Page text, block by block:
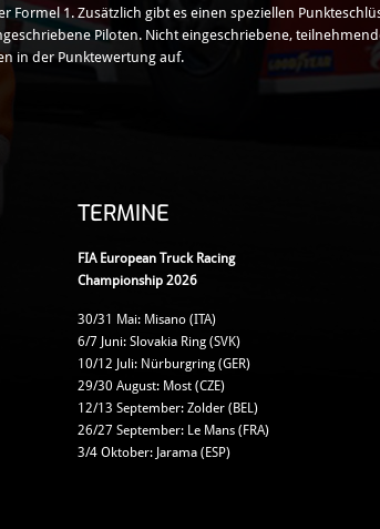
Formel 1. Zusätzlich gibt es einen speziellen
Piloten. Nicht eingeschriebene,
in der Punktewertung auf.
TERMINE
FIA European Truck Racing
Championship 2026
30/31 Mai: Misano (ITA)
6/7 Juni: Slovakia Ring (SVK)
10/12 Juli: Nürburgring (GER)
29/30 August: Most (CZE)
12/13 September: Zolder (BEL)
26/27 September: Le Mans (FRA)
3/4 Oktober: Jarama (ESP)